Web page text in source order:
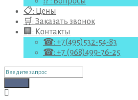
📋: Цены
🛒: Заказать звонок
🏢: Контакты
☎: +7(495)532-54-83
☎: +7 (968)499-76-25
Поиск
для: